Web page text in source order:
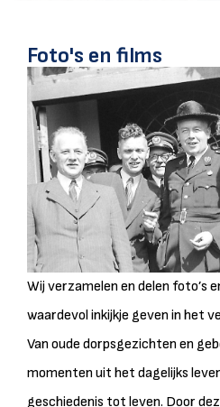
Foto's en films
Wij verzamelen en delen foto’s
waardevol inkijkje geven in het
Van oude dorpsgezichten en
momenten uit het dagelijks
geschiedenis tot leven. Door